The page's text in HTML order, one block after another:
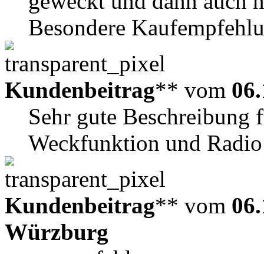
Besondere
Kundenbeitrag** vom
Sehr gute
Weckfunktion und Radio
Kundenbeitrag** vom
Würzburg